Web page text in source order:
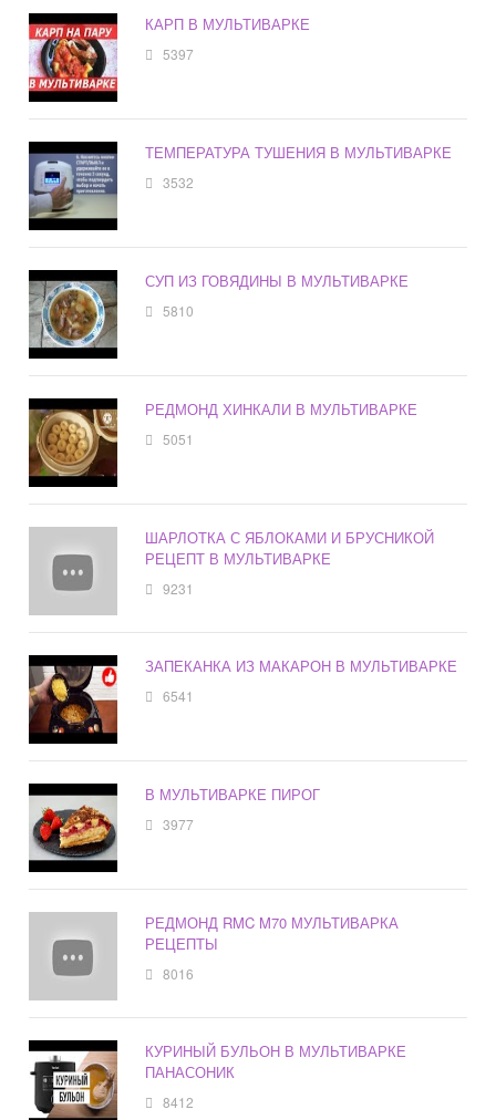
КАРП В МУЛЬТИВАРКЕ
5397
ТЕМПЕРАТУРА ТУШЕНИЯ В МУЛЬТИВАРКЕ
3532
СУП ИЗ ГОВЯДИНЫ В МУЛЬТИВАРКЕ
5810
РЕДМОНД ХИНКАЛИ В МУЛЬТИВАРКЕ
5051
ШАРЛОТКА С ЯБЛОКАМИ И БРУСНИКОЙ
РЕЦЕПТ В МУЛЬТИВАРКЕ
9231
ЗАПЕКАНКА ИЗ МАКАРОН В МУЛЬТИВАРКЕ
6541
В МУЛЬТИВАРКЕ ПИРОГ
3977
РЕДМОНД RMC M70 МУЛЬТИВАРКА
РЕЦЕПТЫ
8016
КУРИНЫЙ БУЛЬОН В МУЛЬТИВАРКЕ
ПАНАСОНИК
8412